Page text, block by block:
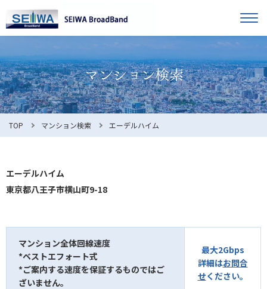
オーナー様へ
入居者様へ
お知らせ
利用規約
お問合せ マンション検索
TOP マンション検索 エーデルハイム
エーデルハイム
東京都八王子市横山町9-18
マンション全体回線速度
*ベストエフォート式
*ご案内する速度を保証するものではご
ざいません。
最大2Gbps
詳細はお問合
せください。